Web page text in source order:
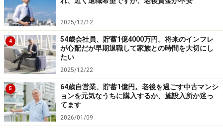
金には手をつけず、投資の利益でオーストラリアやアジ
ア各国を旅行したとのこと。しかも、結婚時にお父さん
がお祝いにと、実家にずっと入れていたボーナスの半分
を手渡されます。しかも、それを元手に株で増やした分
が上乗せされていました。まさに、株に愛された親子と
いえるかもしれません。
結婚時にクリムさんが所有していた金融資産は1800万
円。そして、ご主人はその上を行く3300万円。ご主人も
2025/12/12
4
54歳会社員、貯蓄1億4000万円。将来のインフレ
が心配だが早期退職して家族との時間を大切にし
たい
2025/12/22
5
64歳自営業、貯蓄1億円。老後を過ごす中古マンシ
ョンを元気なうちに購入するか、施設入所か迷っ
てます
2026/01/09